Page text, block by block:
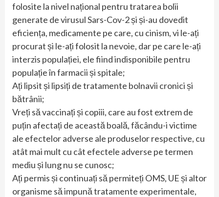
folosite la nivel național pentru tratarea bolii
generate de virusul Sars-Cov-2 și și-au dovedit
eficiența, medicamente pe care, cu cinism, vi le-ați
procurat și le-ați folosit la nevoie, dar pe care le-ați
interzis populației, ele fiind indisponibile pentru
populație în farmacii și spitale;
Ați lipsit și lipsiți de tratamente bolnavii cronici și
bătrânii;
Vreți să vaccinați și copiii, care au fost extrem de
puțin afectați de această boală, făcându-i victime
ale efectelor adverse ale produselor respective, cu
atât mai mult cu cât efectele adverse pe termen
mediu și lung nu se cunosc;
Ați permis și continuați să permiteți OMS, UE și altor
organisme să impună tratamente experimentale,